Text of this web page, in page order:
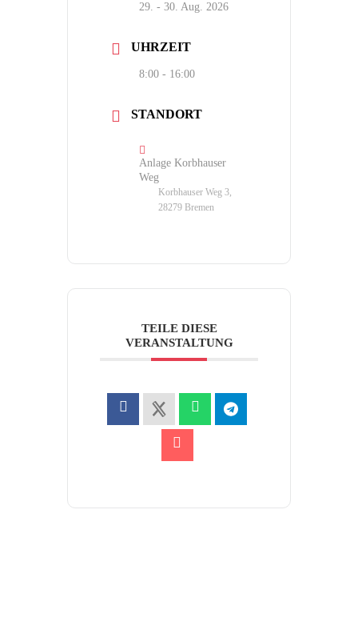
29. - 30. Aug. 2026
UHRZEIT
8:00 - 16:00
STANDORT
Anlage Korbhauser
Weg
Korbhauser Weg 3,
28279 Bremen
TEILE DIESE
VERANSTALTUNG